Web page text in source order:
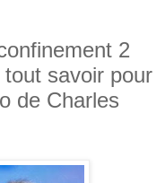
2
savoir pour
de Charles